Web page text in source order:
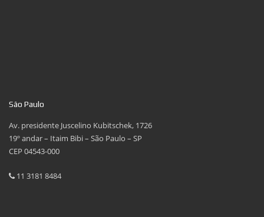
São Paulo
Av. presidente Juscelino Kubitschek, 1726
19º andar – Itaim Bibi – São Paulo – SP
CEP 04543-000
11 3181 8484